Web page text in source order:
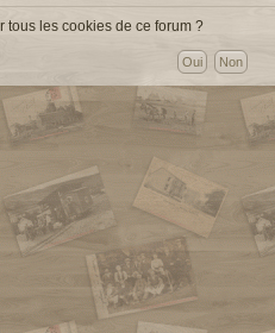
tous les cookies de ce forum ?